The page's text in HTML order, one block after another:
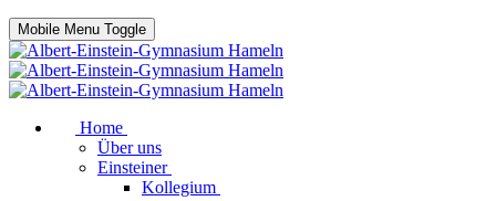
Mobile Menu Toggle
Home
Über uns
Einsteiner
Kollegium